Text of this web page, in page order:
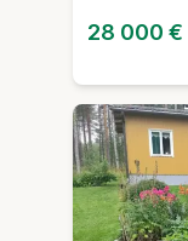
28 000 €